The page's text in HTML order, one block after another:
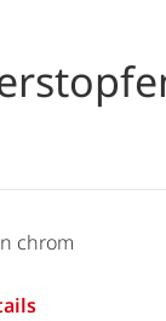
chrom